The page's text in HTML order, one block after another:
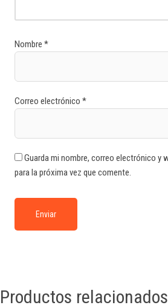
Nombre *
Correo electrónico *
Guarda mi nombre, correo electrónico y
para la próxima vez que comente.
Productos relacionados